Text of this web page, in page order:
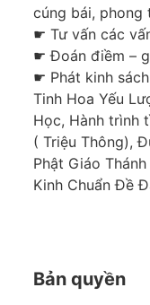
cúng bái, phong
☛ Tư vấn các
☛ Đoán điềm –
☛ Phát kinh
Tinh Hoa Yếu
Học, Hành trình
( Triệu Thông),
Phật Giáo
Kinh Chuẩn Đề
Bản quyền